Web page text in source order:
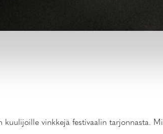
vinkkejä festivaalin tarjonnasta.